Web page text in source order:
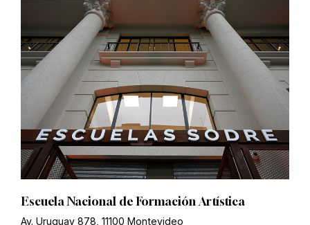
Escuela Nacional de Formación Artística
Av. Uruguay 878, 11100 Montevideo